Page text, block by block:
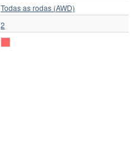
Todas as rodas (AWD)
2